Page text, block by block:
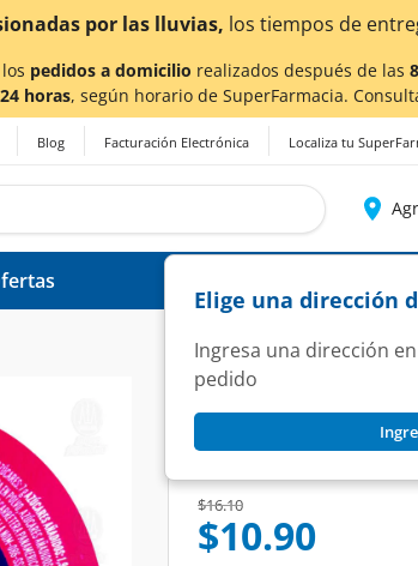
los tiempos de entrega podrían verse
pedidos a domicilio realizados después de las
horas, según horario de SuperFarmacia.
Blog Facturación Electrónica Localiza tu
Elige una dirección
Ingresa una dirección
pedido
LALA
Yoghurt Lala
Price reduced from
$16.10to
$10.90